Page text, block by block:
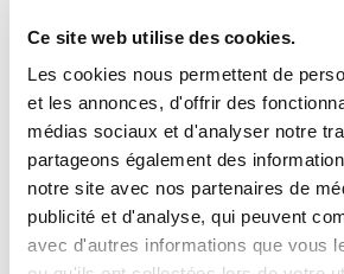
Ce site web utilise des cookies.
Les cookies nous permettent de
et les annonces, d'offrir des
médias sociaux et d'analyser notre
partageons également des
notre site avec nos partenaires de
publicité et d'analyse, qui peuvent
avec d'autres informations que vous
equivalent of in vitro reconstituted
combine elementary molecular
cellular functions. In this Cell
article and accompanying poster,
experimental setups that mimic
cells undergo during migration in
polydimethylsiloxane (PDMS)
whole cells or organelles, micro